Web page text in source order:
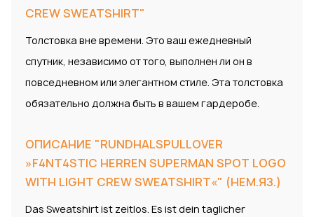
CREW SWEATSHIRT"
Толстовка вне времени. Это ваш ежедневный
спутник, независимо от того, выполнен ли он в
повседневном или элегантном стиле. Эта толстовка
обязательно должна быть в вашем гардеробе.
ОПИСАНИЕ "RUNDHALSPULLOVER
»F4NT4STIC HERREN SUPERMAN SPOT LOGO
WITH LIGHT CREW SWEATSHIRT«" (НЕМ.ЯЗ.)
Das Sweatshirt ist zeitlos. Es ist dein taglicher